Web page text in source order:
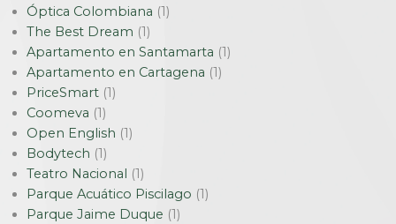
Óptica Colombiana (1)
The Best Dream (1)
Apartamento en Santamarta (1)
Apartamento en Cartagena (1)
PriceSmart (1)
Coomeva (1)
Open English (1)
Bodytech (1)
Teatro Nacional (1)
Parque Acuático Piscilago (1)
Parque Jaime Duque (1)